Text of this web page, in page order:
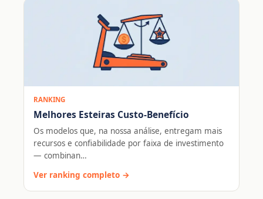
RANKING
Melhores Esteiras Custo-Benefício
Os modelos que, na nossa análise, entregam mais
recursos e confiabilidade por faixa de investimento
— combinan…
Ver ranking completo →